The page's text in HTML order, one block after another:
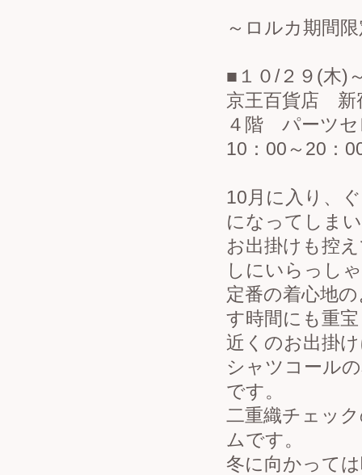
～ロルカ期間
■１０/２９(木)
京王百貨店 新
４階 パーツセ
10：00～20：
10月に入り、
になってしま
お出掛けも控
しにいらっし
定番の着心地
す時間にも重
近くのお出掛
シャツコール
です。
二重織チェッ
ムです。
冬に向かって